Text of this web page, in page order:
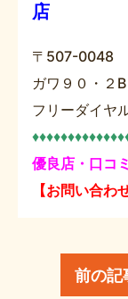
店
〒507-0048
ガワ９０・２B
フリーダイヤ
優良店・口コ
【お問い合わ
前の記